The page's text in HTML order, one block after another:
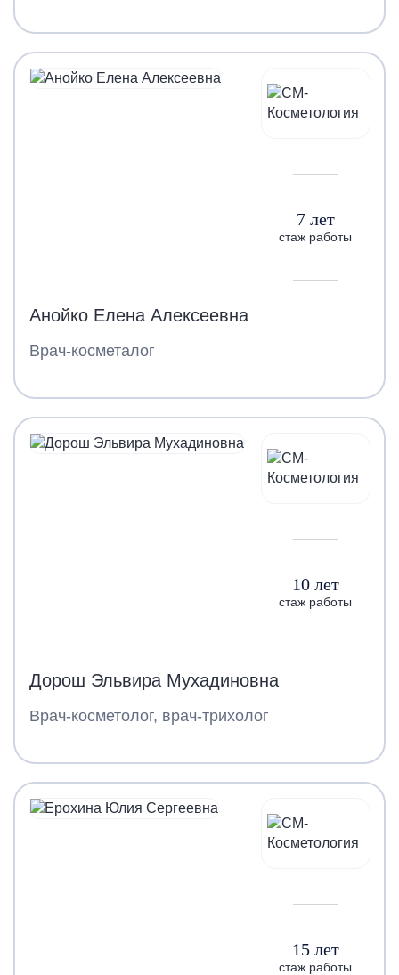
7 лет
стаж работы
Анойко Елена Алексеевна
Врач-косметалог
10 лет
стаж работы
Дорош Эльвира Мухадиновна
Врач-косметолог, врач-трихолог
15 лет
стаж работы